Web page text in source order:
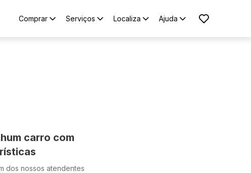
Comprar Serviços Localiza Ajuda
carro com
dos nossos atendentes